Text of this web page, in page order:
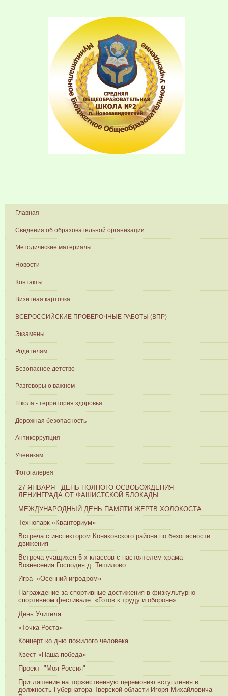
Главная
Сведения об образовательной организации
Методические материалы
Новости
Контакты
Визитная карточка
ВСЕРОССИЙСКИЕ ПРОВЕРОЧНЫЕ РАБОТЫ (ВПР)
Экзамены
Родителям
Безопасное детство
Разговоры о важном
Школа - территория здоровья
Дорожная безопасность
Антикоррупция
Ученикам
Фотогалерея
27 ЯНВАРЯ - ДЕНЬ ПОЛНОГО ОСВОБОЖДЕНИЯ
ЛЕНИНГРАДА ОТ ФАШИСТСКОЙ БЛОКАДЫ
МЕЖДУНАРОДНЫЙ ДЕНЬ ПАМЯТИ ЖЕРТВ ХОЛОКОСТА
Технопарк «Кванториум»
Встреча с инспектором Конаковского района по безопасности
движения
Встреча учащихся 5-х классов с настоятелем храма
Вознесения Господня д. Тешилово
Игра «Осенний игродром»
Награждение за спортивные достижения в физкультурно-
спортивном фестивале «Готов к труду и обороне».
День Учителя
«Точка Роста»
Концерт ко дню пожилого человека
Квест «Наша победа»
Проект "Моя Россия"
Приглашение на торжественную церемонию вступления в
должность Губернатора Тверской области Игоря Михайловича